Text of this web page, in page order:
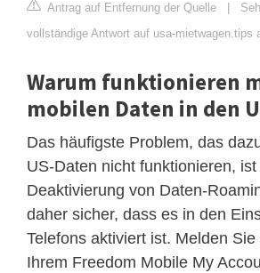
Antrag auf Entfernung der Quelle
vollständige Antwort auf usa-mietwagen.tips
Warum funktionieren
mobilen Daten in den
Das häufigste Problem, das
US-Daten nicht funktionieren, ist
Deaktivierung von Daten-
daher sicher, dass es in den
Telefons aktiviert ist. Melden
Ihrem Freedom Mobile My